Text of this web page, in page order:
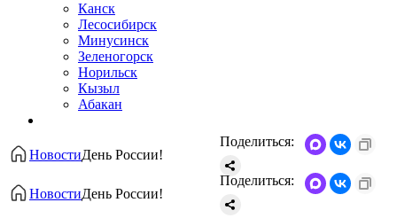
Канск
Лесосибирск
Минусинск
Зеленогорск
Норильск
Кызыл
Абакан
НовостиДень России!
Поделиться:
НовостиДень России!
Поделиться: